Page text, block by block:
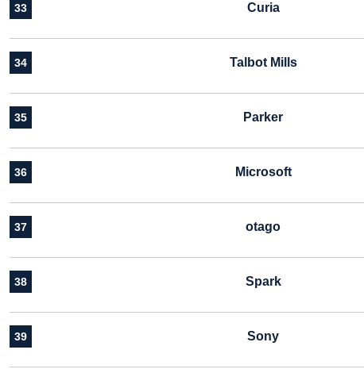
33 Curia
34 Talbot Mills
35 Parker
36 Microsoft
37 otago
38 Spark
39 Sony